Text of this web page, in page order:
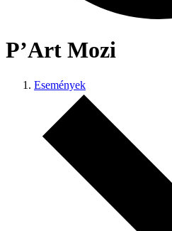
P’Art Mozi
Események